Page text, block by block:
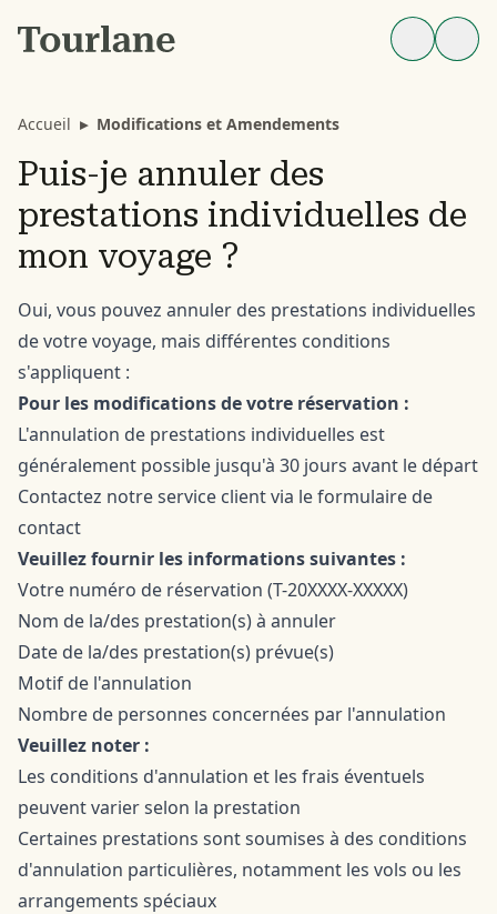
Accueil ▸ Modifications et Amendements
Puis-je annuler des
prestations individuelles de
mon voyage ?
Oui, vous pouvez annuler des prestations individuelles
de votre voyage, mais différentes conditions
s'appliquent :
Pour les modifications de votre réservation :
L'annulation de prestations individuelles est
généralement possible jusqu'à 30 jours avant le départ
Contactez notre service client via leformulaire de
contact
Veuillez fournir les informations suivantes :
Votre numéro de réservation (T-20XXXX-XXXXX)
Nom de la/des prestation(s) à annuler
Date de la/des prestation(s) prévue(s)
Motif de l'annulation
Nombre de personnes concernées par l'annulation
Veuillez noter :
Les conditions d'annulation et les frais éventuels
peuvent varier selon la prestation
Certaines prestations sont soumises à des conditions
d'annulation particulières, notamment les vols ou les
arrangements spéciaux